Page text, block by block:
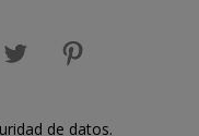
de datos.